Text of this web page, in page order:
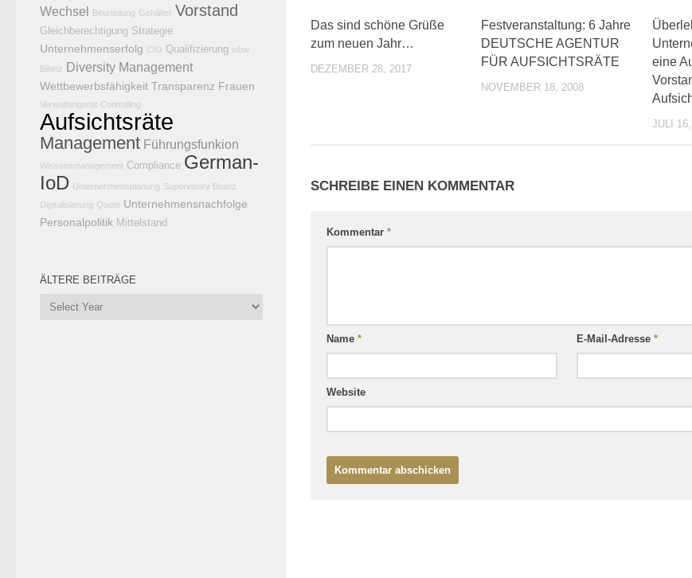
Das sind schöne Grüße
zum neuen Jahr…
DEZEMBER 28, 2017
Festveranstaltung: 6 Jahre
DEUTSCHE AGENTUR
FÜR AUFSICHTSRÄTE
NOVEMBER 18, 2008
eine
JULI
SCHREIBE EINEN KOMMENTAR
Kommentar *
Name * E-Mail-Adresse*
Website
Wechsel Beurteilung Gehälter Vorstand
Gleichberechtigung Strategie
Unternehmenserfolg CIO Qualifizierung wbw
Bilanz Diversity Management
Wettbewerbsfähigkeit Transparenz Frauen
Verwaltungsrat Controlling
Aufsichtsräte
Management Führungsfunkion
Wissensmanagement Compliance German-
IoD Unternehmensplanung Supervisory Board
Digitalisierung Quote Unternehmensnachfolge
Personalpolitik Mittelstand
ÄLTERE BEITRÄGE